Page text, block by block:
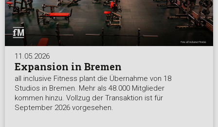
11.05.2026
Expansion in Bremen
all inclusive Fitness plant die Übernahme von 18
Studios in Bremen. Mehr als 48.000 Mitglieder
kommen hinzu. Vollzug der Transaktion ist für
September 2026 vorgesehen.